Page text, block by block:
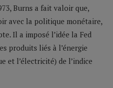
Burns a fait valoir que,
avec la politique monétaire,
Il a imposé l’idée la Fed
produits liés à l’énergie
et l’électricité) de l’indice